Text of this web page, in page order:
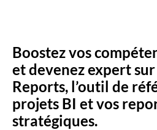
Boostez vos
et devenez expert
Reports, l’outil de
projets BI et vos
stratégiques.